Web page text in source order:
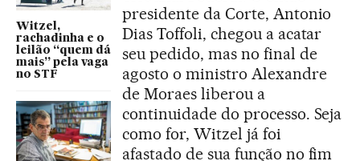
Witzel,
rachadinha e o
leilão “quem dá
mais” pela vaga
no STF
presidente da Corte, Antonio
Dias Toffoli, chegou a acatar
seu pedido, mas no final de
agosto o ministro Alexandre
de Moraes liberou a
continuidade do processo. Seja
como for, Witzel já foi
afastado de sua função no fim